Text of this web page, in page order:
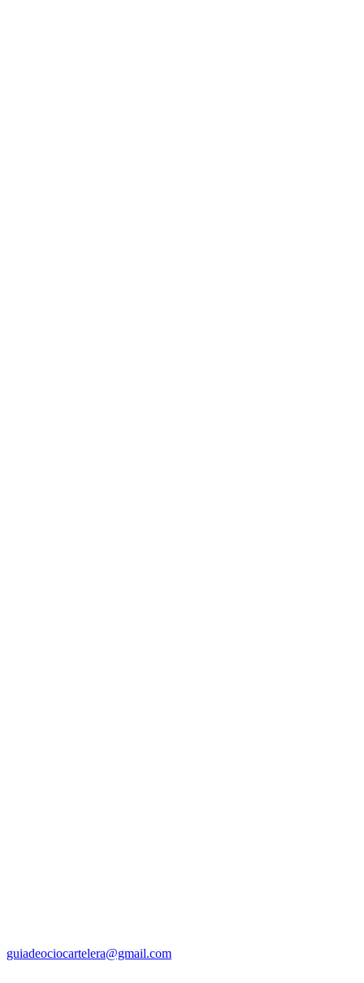
guiadeociocartelera@gmail.com